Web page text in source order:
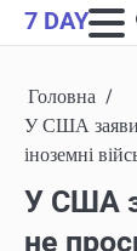
Skip
to
7 DAY
Головна
У США
іноземні
У США
не